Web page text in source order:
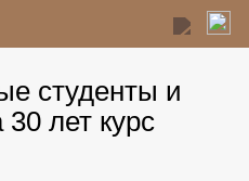
студенты и
лет курс